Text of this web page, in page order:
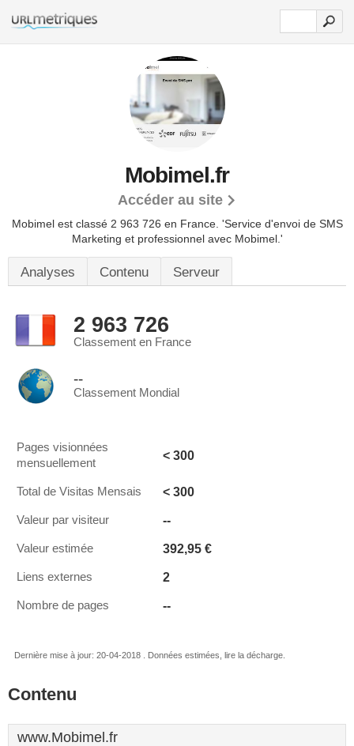
Mobimel.fr
Accéder au site
Mobimel est classé 2 963 726 en France. 'Service d'envoi de SMS
Marketing et professionnel avec Mobimel.'
Analyses Contenu Serveur
2 963 726
Classement en France
--
Classement Mondial
Pages visionnées
mensuellement
< 300
Total de Visitas Mensais < 300
Valeur par visiteur --
Valeur estimée 392,95 €
Liens externes 2
Nombre de pages --
Dernière mise à jour: 20-04-2018 . Données estimées, lire la décharge.
Contenu
www.Mobimel.fr